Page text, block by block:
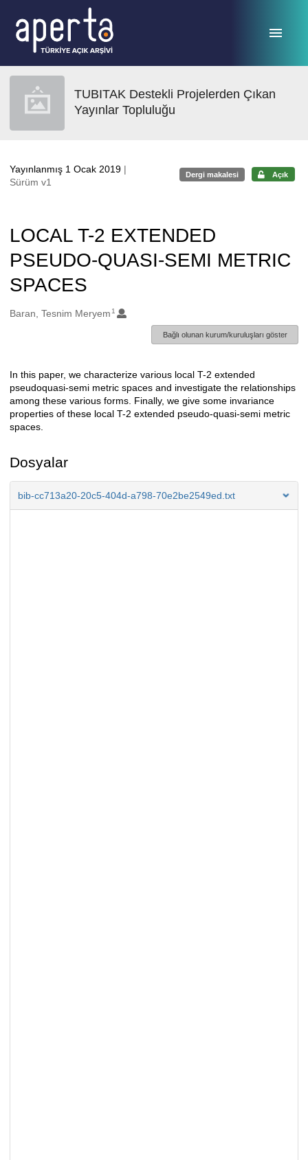
TUBITAK Destekli Projelerden Çıkan
Yayınlar Topluluğu
Yayınlanmış 1 Ocak 2019 |
Sürüm v1
Dergi makalesi Açık
LOCAL T-2 EXTENDED
PSEUDO-QUASI-SEMI METRIC
SPACES
Oluşturanlar
Baran, Tesnim Meryem 1
Bağlı olunan kurum/kuruluşları göster
Açıklama
In this paper, we characterize various local T-2 extended
pseudoquasi-semi metric spaces and investigate the relationships
among these various forms. Finally, we give some invariance
properties of these local T-2 extended pseudo-quasi-semi metric
spaces.
Dosyalar
bib-cc713a20-20c5-404d-a798-70e2be2549ed.txt